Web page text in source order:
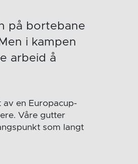
på bortebane
i kampen
arbeid å
en Europacup-
Våre gutter
som langt